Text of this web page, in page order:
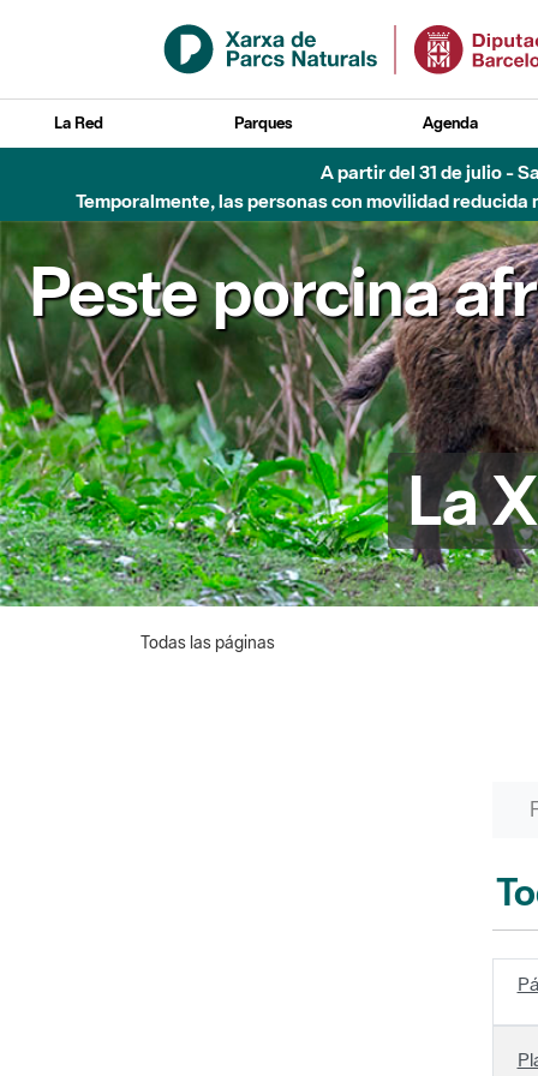
Saltar al contenido principal
La Red Parques Agenda
A partir del 31 de julio -
Temporalmente, las personas con movilidad
Peste porcina
La
Todas las páginas